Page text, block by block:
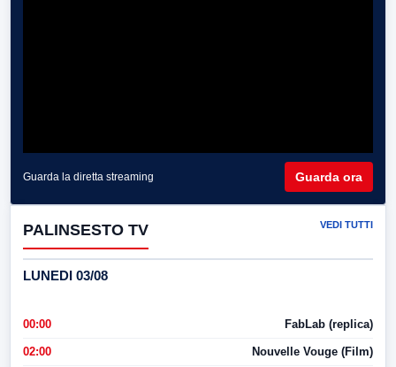
Guarda la diretta streaming Guarda ora
PALINSESTO TV VEDI TUTTI
LUNEDI 03/08
00:00 FabLab (replica)
02:00 Nouvelle Vouge (Film)